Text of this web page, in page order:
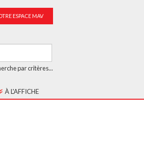
ESPACE MAV
par critères...
À L'AFFICHE